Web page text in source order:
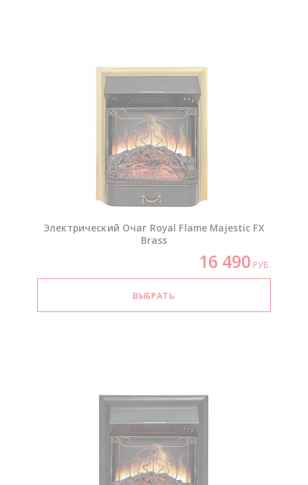
Электрический Очаг Royal Flame Majestic FX
Brass
16 490 РУБ.